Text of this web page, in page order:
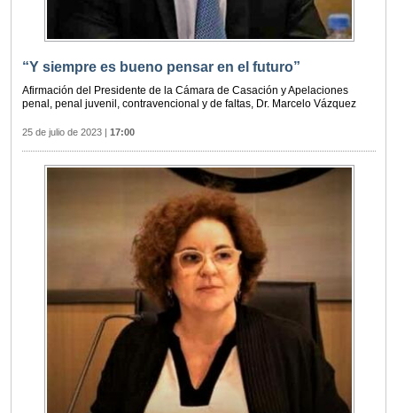
“Y siempre es bueno pensar en el futuro”
Afirmación del Presidente de la Cámara de Casación y Apelaciones
penal, penal juvenil, contravencional y de faltas, Dr. Marcelo Vázquez
25 de julio de 2023 17:00